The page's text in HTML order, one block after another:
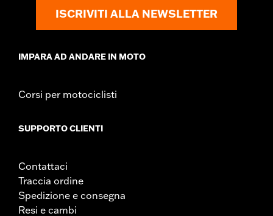
ISCRIVITI ALLA NEWSLETTER
IMPARA AD ANDARE IN MOTO
Corsi per motociclisti
SUPPORTO CLIENTI
Contattaci
Traccia ordine
Spedizione e consegna
Resi e cambi